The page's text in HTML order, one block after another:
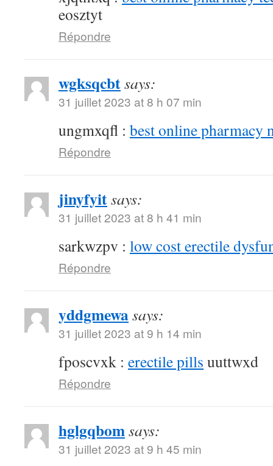
eosztyt
Répondre
wgksqcbtsays:
31 juillet 2023 at 8 h 07 min
ungmxqfl : best online pharmacy
Répondre
jinyfyitsays:
31 juillet 2023 at 8 h 41 min
sarkwzpv : low cost erectile
Répondre
yddgmewasays:
31 juillet 2023 at 9 h 14 min
fposcvxk : erectile pills uuttwxd
Répondre
hglgqbomsays:
31 juillet 2023 at 9 h 45 min